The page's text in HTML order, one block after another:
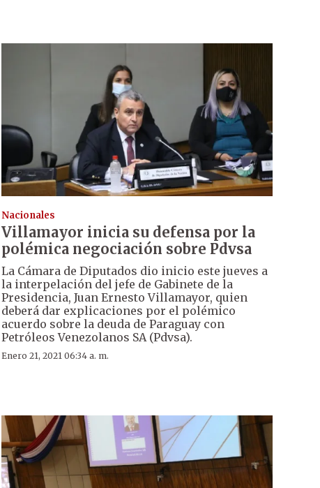
Nacionales
Villamayor inicia su defensa por la
polémica negociación sobre Pdvsa
La Cámara de Diputados dio inicio este jueves a
la interpelación del jefe de Gabinete de la
Presidencia, Juan Ernesto Villamayor, quien
deberá dar explicaciones por el polémico
acuerdo sobre la deuda de Paraguay con
Petróleos Venezolanos SA (Pdvsa).
Enero 21, 2021 06:34 a. m.